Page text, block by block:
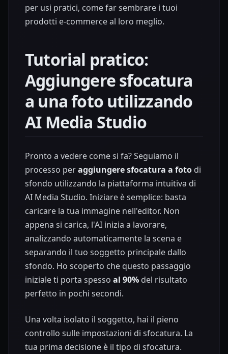
per usi pratici, come far sembrare i tuoi
prodotti e-commerce al loro meglio.
Tutorial pratico:
Aggiungere sfocatura
a una foto utilizzando
AI Media Studio
Pronto a vedere come si fa? Seguiamo il
processo peraggiungere sfocatura a foto di
sfondo utilizzando la piattaforma intuitiva di
AI Media Studio. Iniziare è semplice: basta
caricare la tua immagine nell'editor. Non
appena si carica, l'AI inizia a lavorare,
analizzando automaticamente la scena e
separando il tuo soggetto principale dallo
sfondo. Ho scoperto che questo passaggio
iniziale ti porta spesso al 90% del risultato
perfetto in pochi secondi.
Una volta isolato il soggetto, hai il pieno
controllo sulle impostazioni di sfocatura. La
tua prima decisione è il tipo di sfocatura.